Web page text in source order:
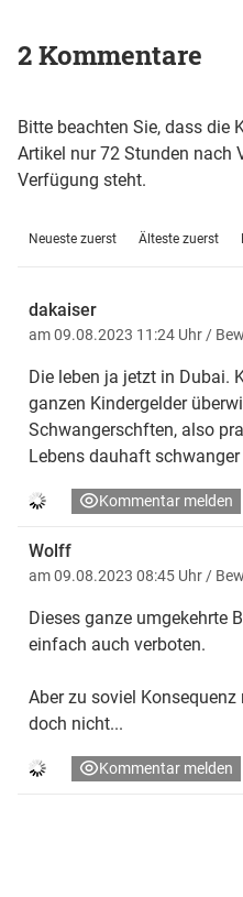
2 Kommentare
Bitte beachten Sie, dass die
Artikel nur 72 Stunden nach
Verfügung steht.
Neueste zuerst Älteste zuerst
dakaiser
am 09.08.2023 11:24 Uhr /
Die leben ja jetzt in Dubai.
ganzen Kindergelder
Schwangerschften, also
Lebens dauhaft schwanger
Kommentar melden
Wolff
am 09.08.2023 08:45 Uhr /
Dieses ganze umgekehrte
einfach auch verboten.
Aber zu soviel
doch nicht...
Kommentar melden